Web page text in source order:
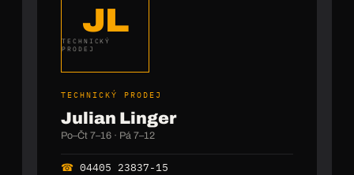
JL
TECHNICKÝ
PRODEJ
TECHNICKÝ PRODEJ
Julian Linger
Po–Čt 7–16 · Pá 7–12
☎ 04405 23837-15